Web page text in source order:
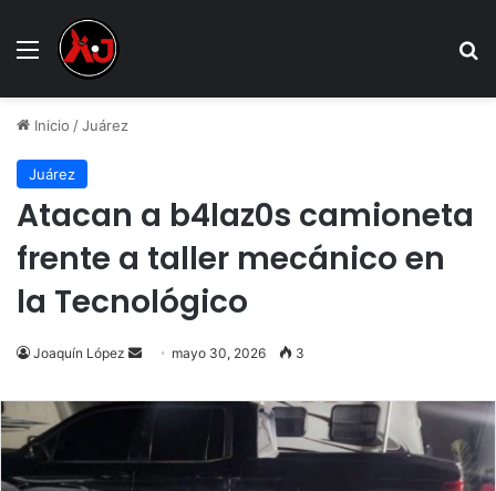
Menu
Inicio /Juárez
Juárez
Atacan a b4laz0s camioneta
frente a taller mecánico en
la Tecnológico
Joaquín López
Send
email
mayo 30, 2026 3